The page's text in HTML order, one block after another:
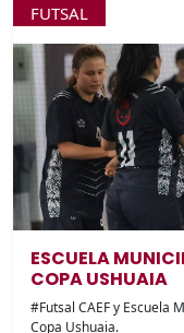
FUTSAL
ESCUELA
COPA USHUAIA
#Futsal CAEF y Escuela
Copa Ushuaia.